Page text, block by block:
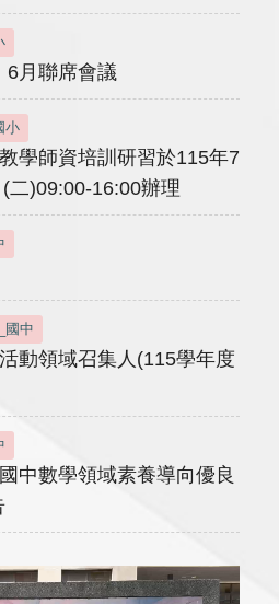
6月聯席會議
小
學師資培訓研習於115年7
二)09:00-16:00辦理
國中
動領域召集人(115學年度
中數學領域素養導向優良